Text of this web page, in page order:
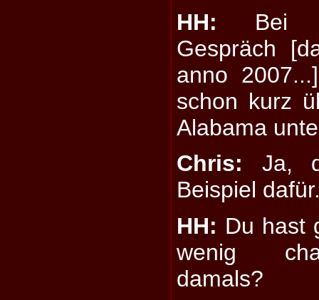
HH: Bei
Gespräch
anno
schon kurz
Alabama
Chris: Ja,
Beispiel
HH: Du hast
wenig
damals?